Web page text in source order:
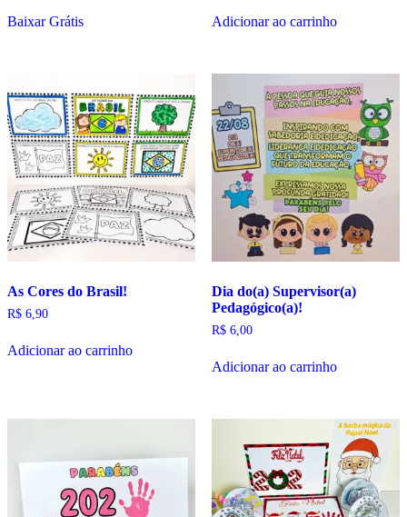
Baixar Grátis Adicionar ao carrinho
As Cores do Brasil!
R$ 6,90
Adicionar ao carrinho
Dia do(a) Supervisor(a)
Pedagógico(a)!
R$6,00
Adicionar ao carrinho